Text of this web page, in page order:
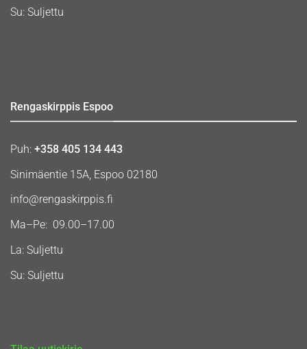
Su: Suljettu
Rengaskirppis Espoo
Puh: +358 405 134 443
Sinimäentie 15A, Espoo 02180
info@rengaskirppis.fi
Ma–Pe: 09.00–17.00
La: Suljettu
Su: Suljettu